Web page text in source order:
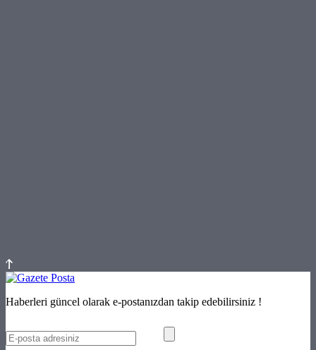
Haberleri güncel olarak e-postanızdan takip edebilirsiniz !